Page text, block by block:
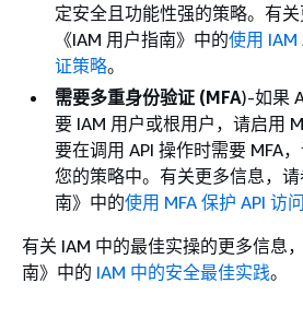
定安全且功能性强的策略。有
《IAM 用户指南》 中的使用
证策略。
需要多重身份验证 (MFA)-如果
要 IAM 用户或根用户，请启用
要在调用 API 操作时需要 MFA
您的策略中。有关更多信息，
南》 中的使用 MFA 保护 API 访问
有关 IAM 中的最佳实操的更多信息
南》 中的 IAM 中的安全最佳实践。